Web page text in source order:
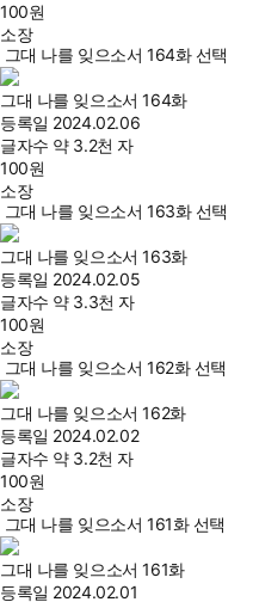
100원
소장
그대 나를 잊으소서 164화 선택
그대 나를 잊으소서 164화
등록일 2024.02.06
글자수 약 3.2천 자
100원
소장
그대 나를 잊으소서 163화 선택
그대 나를 잊으소서 163화
등록일 2024.02.05
글자수 약 3.3천 자
100원
소장
그대 나를 잊으소서 162화 선택
그대 나를 잊으소서 162화
등록일 2024.02.02
글자수 약 3.2천 자
100원
소장
그대 나를 잊으소서 161화 선택
그대 나를 잊으소서 161화
등록일 2024.02.01